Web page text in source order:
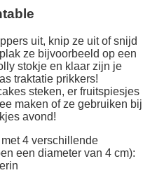
uit, knip ze uit of snijd
ze bijvoorbeeld op een
stokje en klaar zijn je
traktatie prikkers!
steken, er fruitspiesjes
maken of ze gebruiken bij
avond!
4 verschillende
een diameter van 4 cm):